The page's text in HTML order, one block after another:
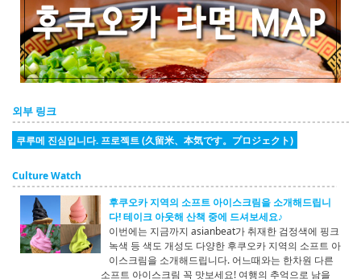
외부 링크
쿠루메 진심입니다. 프로젝트 (久留米、本気です。プロジェクト)
Culture Watch
후쿠오카 지역의 소프트 아이스크림을 소개해드립니
다! 테이크 아웃해 산책 중에 드셔보세요♪
이번에는 지금까지 asianbeat가 취재한 검정색에 핑크
녹색 등 색도 개성도 다양한 후쿠오카 지역의 소프트 아
이스크림을 소개해드립니다. 어느때와는 한차원 다른
소프트 아이스크림 꼭 맛보세요! 여행의 추억으로 남을